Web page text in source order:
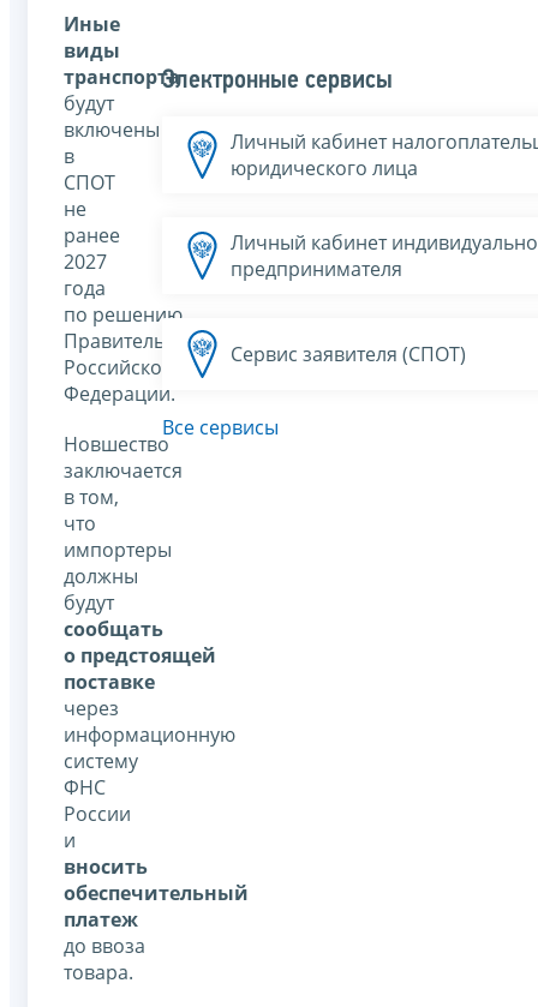
Иные
виды
транспорта
будут
включены
в
СПОТ
не
ранее
2027
года
по решению
Правительства
Российской
Федерации.
Новшество
заключается
в том,
что
импортеры
должны
будут
сообщать
о предстоящей
поставке
через
информационную
систему
ФНС
России
и
вносить
обеспечительный
платеж
до ввоза
товара.
Электронные сервисы
Личный кабинет
юридического лица
Личный кабинет
предпринимателя
Сервис заявителя (СПОТ)
Все сервисы